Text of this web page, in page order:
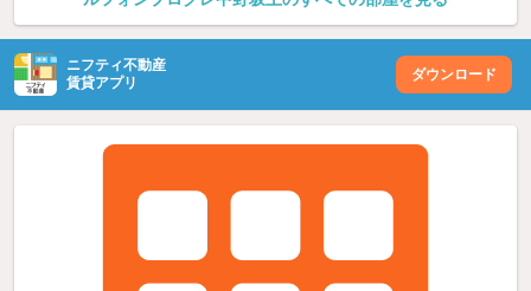
ニフティ不動産
賃貸アプリ
ダウンロード